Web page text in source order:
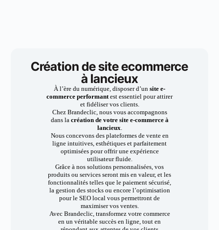
Création de site ecommerce
à lancieux
À l’ère du numérique, disposer d’un site e-
commerce performantest essentiel pour attirer
et fidéliser vos clients.
Chez Brandeclic, nous vous accompagnons
dans la création de votre site e-commerce à
lancieux.
Nous concevons des plateformes de vente en
ligne intuitives, esthétiques et parfaitement
optimisées pour offrir une expérience
utilisateur fluide.
Grâce à nos solutions personnalisées, vos
produits ou services seront mis en valeur, et les
fonctionnalités telles que le paiement sécurisé,
la gestion des stocks ou encore l’optimisation
pour le SEO local vous permettront de
maximiser vos ventes.
Avec Brandeclic, transformez votre commerce
en un véritable succès en ligne, tout en